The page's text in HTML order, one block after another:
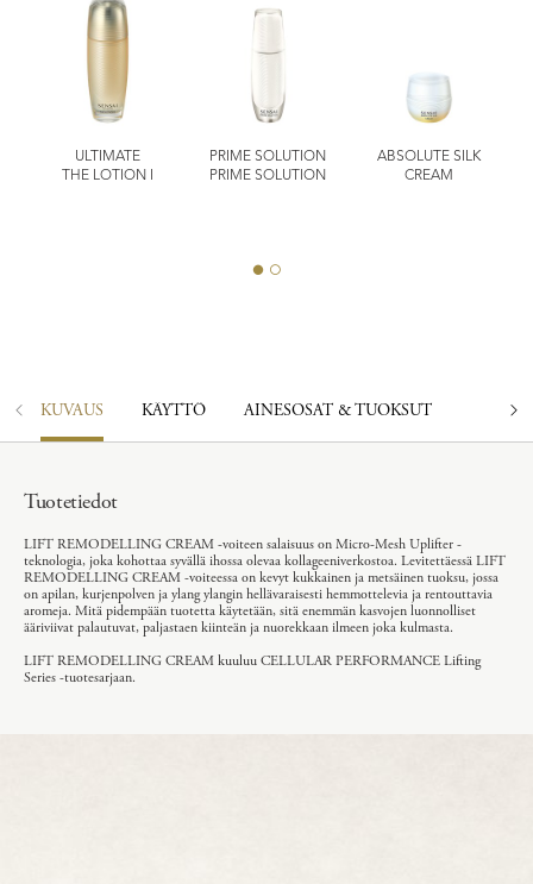
ULTIMATE
THE LOTION I
PRIME SOLUTION
PRIME SOLUTION
ABSOLUTE SILK
CREAM
KUVAUS KÄYTTÖ AINESOSAT & TUOKSUT
Tuotetiedot
LIFT REMODELLING CREAM -voiteen salaisuus on Micro-Mesh Uplifter -
teknologia, joka kohottaa syvällä ihossa olevaa kollageeniverkostoa. Levitettäessä LIFT
REMODELLING CREAM -voiteessa on kevyt kukkainen ja metsäinen tuoksu, jossa
on apilan, kurjenpolven ja ylang ylangin hellävaraisesti hemmottelevia ja rentouttavia
aromeja. Mitä pidempään tuotetta käytetään, sitä enemmän kasvojen luonnolliset
ääriviivat palautuvat, paljastaen kiinteän ja nuorekkaan ilmeen joka kulmasta.
LIFT REMODELLING CREAM kuuluu CELLULAR PERFORMANCE Lifting
Series -tuotesarjaan.